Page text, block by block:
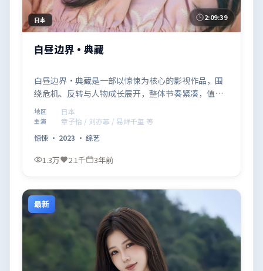
日本 2:09:39
白昼边界·典藏
白昼边界·典藏是一部以惊悚为核心的影视作品，围
绕危机、反转与人物成长展开，整体节奏紧凑，值得
推荐观看。
地区 日本
主演
章子怡 / 刘亦菲 / 易烊千玺 等
惊悚 · 2023 · 综艺
1.3万 2.1千 3年前
最新